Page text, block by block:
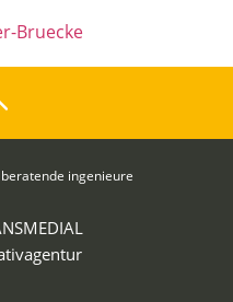
Bruecke
ingenieure